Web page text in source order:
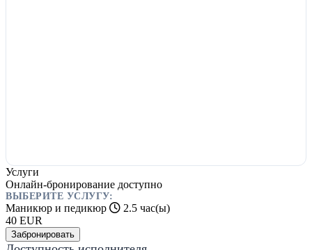
Услуги
Онлайн-бронирование доступно
ВЫБЕРИТЕ УСЛУГУ:
Маникюр и педикюр
2.5 час(ы)
40 EUR
Забронировать